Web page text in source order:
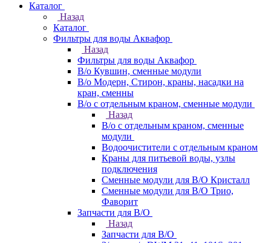
Каталог
Назад
Каталог
Фильтры для воды Аквафор
Назад
Фильтры для воды Аквафор
В/о Кувшин, сменные модули
В/о Модерн, Стирон, краны, насадки на
кран, сменны
В/о с отдельным краном, сменные модули
Назад
В/о с отдельным краном, сменные
модули
Водоочистители с отдельным краном
Краны для питьевой воды, узлы
подключения
Сменные модули для В/О Кристалл
Сменные модули для В/О Трио,
Фаворит
Запчасти для В/О
Назад
Запчасти для В/О